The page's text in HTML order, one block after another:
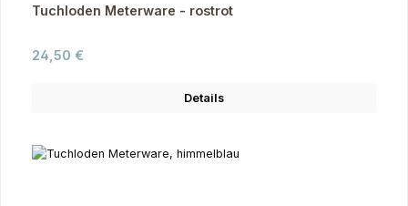
Tuchloden Meterware - rostrot
Regulärer Preis:
24,50 €
Details